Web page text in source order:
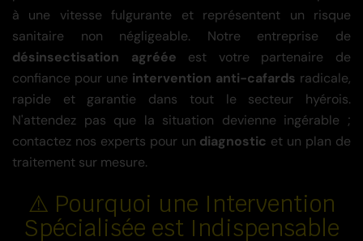
à une vitesse fulgurante et représentent un risque
sanitaire non négligeable. Notre entreprise de
désinsectisation agréée est votre partenaire de
confiance pour une intervention anti-cafards radicale,
rapide et garantie dans tout le secteur hyérois.
N'attendez pas que la situation devienne ingérable ;
contactez nos experts pour un diagnostic et un plan de
traitement sur mesure.
⚠️ Pourquoi une Intervention
Spécialisée est Indispensable